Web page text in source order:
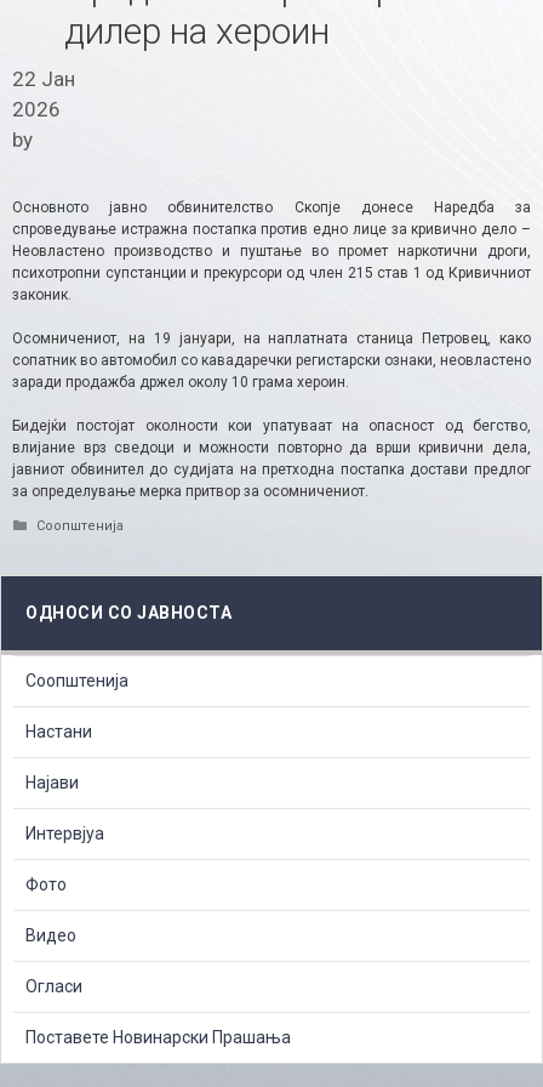
дилер на хероин
22 Јан
2026
by
Основното јавно обвинителство Скопје донесе Наредба за
спроведување истражна постапка против едно лице за кривично дело –
Неовластено производство и пуштање во промет наркотични дроги,
психотропни супстанции и прекурсори од член 215 став 1 од Кривичниот
законик.
Осомничениот, на 19 јануари, на наплатната станица Петровец, како
сопатник во автомобил со кавадаречки регистарски ознаки, неовластено
заради продажба држел околу 10 грама хероин.
Бидејќи постојат околности кои упатуваат на опасност од бегство,
влијание врз сведоци и можности повторно да врши кривични дела,
јавниот обвинител до судијата на претходна постапка достави предлог
за определување мерка притвор за осомничениот.
Categories
Соопштенија
ОДНОСИ СО ЈАВНОСТА
Соопштенија
Настани
Најави
Интервјуа
Фото
Видео
Огласи
Поставете Новинарски Прашања